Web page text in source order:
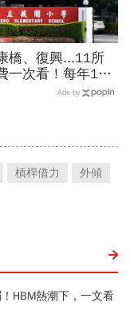
橋、復興...11所
一次看！每年100
？專家教你如何籌
Ads by
槓桿借力
外傾
HBM熱潮下，一文看